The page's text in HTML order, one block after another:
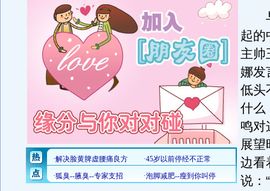
与
起的
主帅
娜发
低头
什么
鸣对
展望
边看
说：